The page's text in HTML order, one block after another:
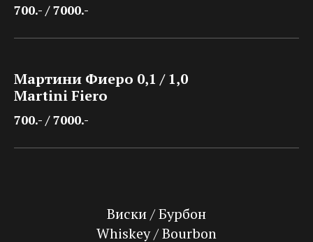
700.- / 7000.-
Мартини Фиеро 0,1 / 1,0
Martini Fiero
700.- / 7000.-
Виски / Бурбон
Whiskey / Bourbon